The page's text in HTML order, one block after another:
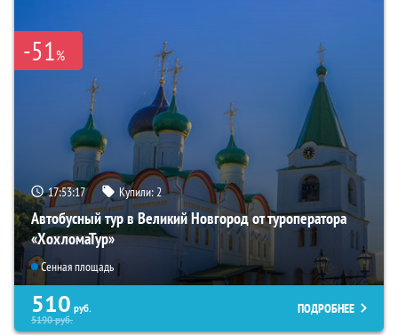
-51%
17:53:16 Купили:2
Автобусный тур в Великий Новгород от туроператора
«ХохломаТур»
Сенная площадь
510 руб.
5190руб.
ПОДРОБНЕЕ